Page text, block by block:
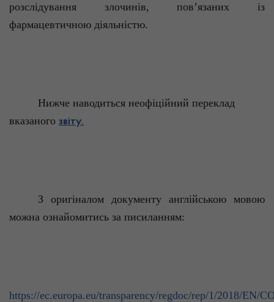
розслідування злочинів, пов’язаних із
фармацевтичною діяльністю.
Нижче наводиться неофіційний переклад
вказаного звіту.
З оригіналом документу англійською мовою
можна ознайомитись за писиланням:
https://ec.europa.eu/transparency/regdoc/rep/1/2018/EN/